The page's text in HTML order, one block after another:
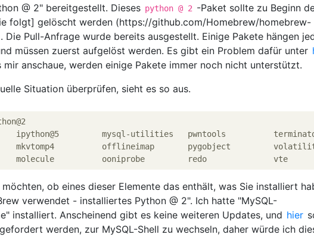
@ 2" bereitgestellt. Dieses python @ 2 -Paket sollte zu Beginn
folgt] gelöscht werden (https://github.com/Homebrew/homebrew-
Die Pull-Anfrage wurde bereits ausgestellt. Einige Pakete hängen
müssen zuerst aufgelöst werden. Es gibt ein Problem dafür unter
mir anschaue, werden einige Pakete immer noch nicht unterstützt.
Situation überprüfen, sieht es so aus.
ipython@5         mysql-utilities   pwntools
mkvtomp4          offlineimap       pygobject
möchten, ob eines dieser Elemente das enthält, was Sie installiert
verwendet - installiertes Python @ 2". Ich hatte "MySQL-
installiert. Anscheinend gibt es keine weiteren Updates, und hier
werden, zur MySQL-Shell zu wechseln, daher würde ich